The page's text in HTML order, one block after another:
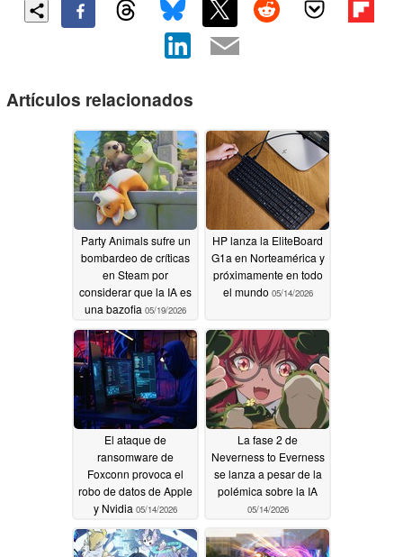
Artículos relacionados
Party Animals sufre un
bombardeo de críticas
en Steam por
considerar que la IA es
una bazofia 05/19/2026
HP lanza la EliteBoard
G1a en Norteamérica y
próximamente en todo
el mundo 05/14/2026
El ataque de
ransomware de
Foxconn provoca el
robo de datos de Apple
y Nvidia 05/14/2026
La fase 2 de
Neverness to Everness
se lanza a pesar de la
polémica sobre la IA
05/14/2026